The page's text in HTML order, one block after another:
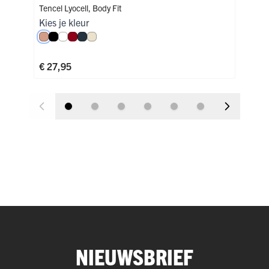
Tencel Lyocell, Body Fit
Kies je kleur
Misty Rose
Zwart
WitDonkerrood
NavyIvoor
€ 27,95
NIEUWSBRIEF